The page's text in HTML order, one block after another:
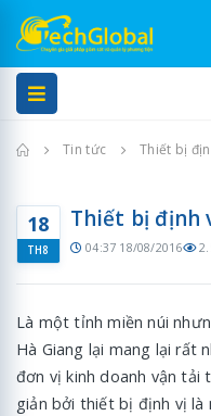
Trang chủ
Tin tức Thiết bị
18
TH8
Thiết bị định
04:37 18/08/2016
Là một tỉnh miền núi
Hà Giang lại mang lại rất
đơn vị kinh doanh vận tải
giản bởi thiết bị định vị